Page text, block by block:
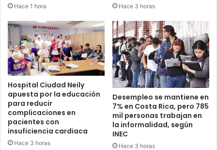
Hace 1 hora Hace 3 horas
Hospital Ciudad Neily
apuesta por la educación
para reducir
complicaciones en
pacientes con
insuficiencia cardiaca
Hace 3 horas
Desempleo se mantiene en
7% en Costa Rica, pero 785
mil personas trabajan en
la informalidad, según
INEC
Hace 3 horas